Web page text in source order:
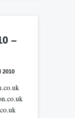
–
2010